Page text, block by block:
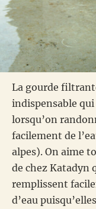
La gourde
indispensable
lorsqu’on
facilement de
alpes). On aime
de chez Katadyn
remplissent
d’eau